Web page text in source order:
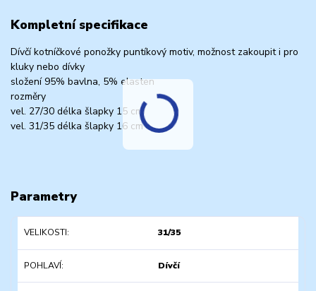
Kompletní specifikace
Dívčí kotníčkové ponožky puntíkový motiv, možnost zakoupit i pro
kluky nebo dívky
složení 95% bavlna, 5% elasten
rozměry
vel. 27/30 délka šlapky 15 cm
vel. 31/35 délka šlapky 16 cm
Parametry
VELIKOSTI 31/35
POHLAVÍ Dívčí